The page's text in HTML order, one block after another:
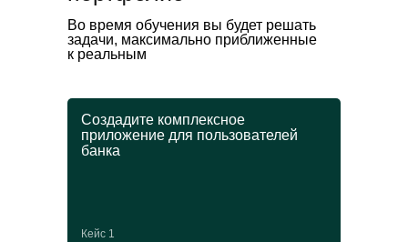
Во время обучения вы будет решать
задачи, максимально приближенные
к реальным
Создадите комплексное
приложение для пользователей
банка
Кейс 1